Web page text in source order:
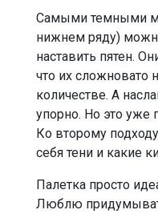
Самыми темными
нижнем ряду)
наставить пятен.
что их сложновато
количестве. А
упорно. Но это уже
Ко второму
себя тени и какие
Палетка просто
Люблю